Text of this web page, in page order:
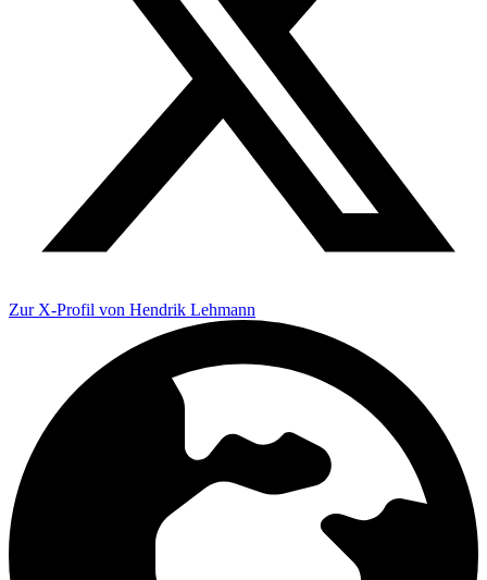
Zur X-Profil von Hendrik Lehmann